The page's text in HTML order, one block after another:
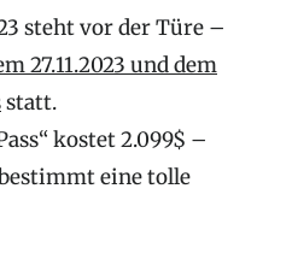
steht vor der Türe –
27.11.2023 und dem
statt.
kostet 2.099$ –
eine tolle